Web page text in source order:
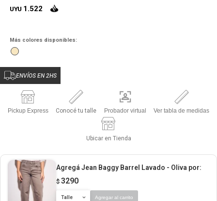
UYU 1.522
Más colores disponibles:
ENVÍOS EN 2HS
Pickup Express Conocé tu talle Probador virtual Ver tabla de medidas
Ubicar en Tienda
Agregá Jean Baggy Barrel Lavado - Oliva por:
$ 3290
Talle Agregar al carrito